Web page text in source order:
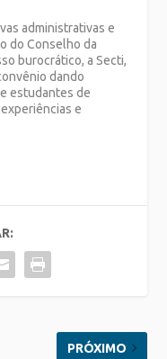
administrativas e
do Conselho da
burocrático, a Secti,
dando
estudantes de
e
PRÓXIMO